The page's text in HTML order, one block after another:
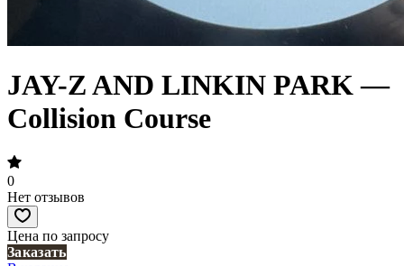
JAY-Z AND LINKIN PARK —
Collision Course
0
Нет отзывов
Цена по запросу
Заказать